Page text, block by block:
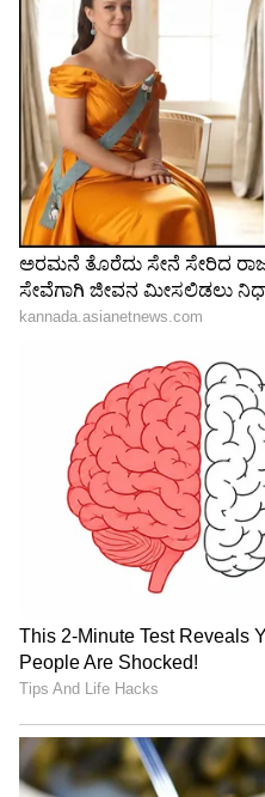
7
Image Credit : Instagram
ನನ್ನನ್ನು ಸದಾ ಬೆಂಬಲಿಸಿ,
ನನ್ನ ಹೃದಯಾಂತರಾಳದ
ಅನೇಕರಿಗೆ ರಿಪ್ಲೈ ಮಾಡಲು
ಮತ್ತು ಅದಕ್ಕಾಗಿ ನಾನು
ಕ್ಷಮೆಯಾಚಿಸುತ್ತೇನೆ, ಆದರೆ
ನಾನು ನೋಡಿದ್ದೇನೆ ಮತ್ತು
ಅರ್ಥಪೂರ್ಣವಾಗಿದೆ.
ಪ್ರಾರ್ಥನೆಗಳಿಗೆ ಮತ್ತೊಮ್ಮೆ
ಯಾವಾಗಲೂ ಇದೇ ರೀತಿ
ಆಶೀರ್ವದಿಸಿ.